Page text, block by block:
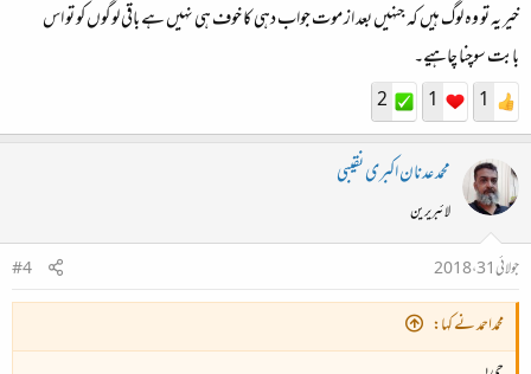
خیر یہ تو وہ لوگ ہیں کہ جنہیں بعد از موت جواب دہی کا خوف ہی نہیں ہے باقی لوگوں کو تو اس
بابت سوچنا چاہیے۔
1
1
2
محمد عدنان اکبری نقیبی
لائبریرین
جولائی 31، 2018
#4
محمداحمد نے کہا: